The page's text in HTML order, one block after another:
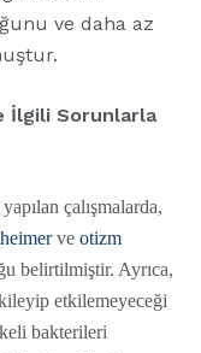
ve daha az
İlgili Sorunlarla
çalışmalarda,
ve otizm
belirtilmiştir. Ayrıca,
etkilemeyeceği
bakterileri